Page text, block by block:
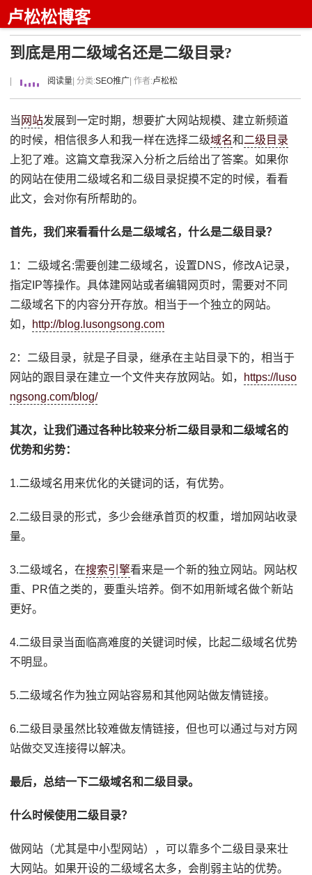
卢松松博客
到底是用二级域名还是二级目录?
阅读量 | 分类:SEO推广 | 作者:卢松松
当 网站发展到一定时期，想要扩大网站规模、建立新频道
的时候，相信很多人和我一样在选择二级域名和二级目录
上犯了难。这篇文章我深入分析之后给出了答案。如果你
的网站在使用二级域名和二级目录捉摸不定的时候，看看
此文，会对你有所帮助的。
首先，我们来看看什么是二级域名，什么是二级目录？
1：二级域名:需要创建二级域名，设置DNS，修改A记录，
指定IP等操作。具体建网站或者编辑网页时，需要对不同
二级域名下的内容分开存放。相当于一个独立的网站。
如， http://blog.lusongsong.com
2：二级目录，就是子目录，继承在主站目录下的，相当于
网站的跟目录在建立一个文件夹存放网站。如， https://luso
ngsong.com/blog/
其次，让我们通过各种比较来分析二级目录和二级域名的
优势和劣势：
1.二级域名用来优化的关键词的话，有优势。
2.二级目录的形式，多少会继承首页的权重，增加网站收录
量。
3.二级域名，在搜索引擎看来是一个新的独立网站。网站权
重、PR值之类的，要重头培养。倒不如用新域名做个新站
更好。
4.二级目录当面临高难度的关键词时候，比起二级域名优势
不明显。
5.二级域名作为独立网站容易和其他网站做友情链接。
6.二级目录虽然比较难做友情链接，但也可以通过与对方网
站做交叉连接得以解决。
最后，总结一下二级域名和二级目录。
什么时候使用二级目录？
做网站（尤其是中小型网站），可以靠多个二级目录来壮
大网站。如果开设的二级域名太多，会削弱主站的优势。